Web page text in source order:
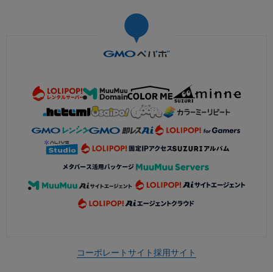
コーポレートサイト採用サイト